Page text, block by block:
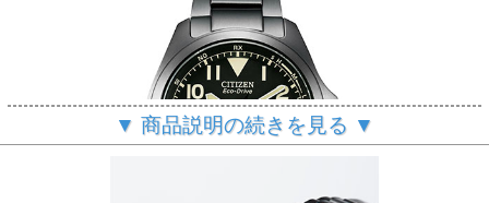
▼ 商品説明の続きを見る ▼